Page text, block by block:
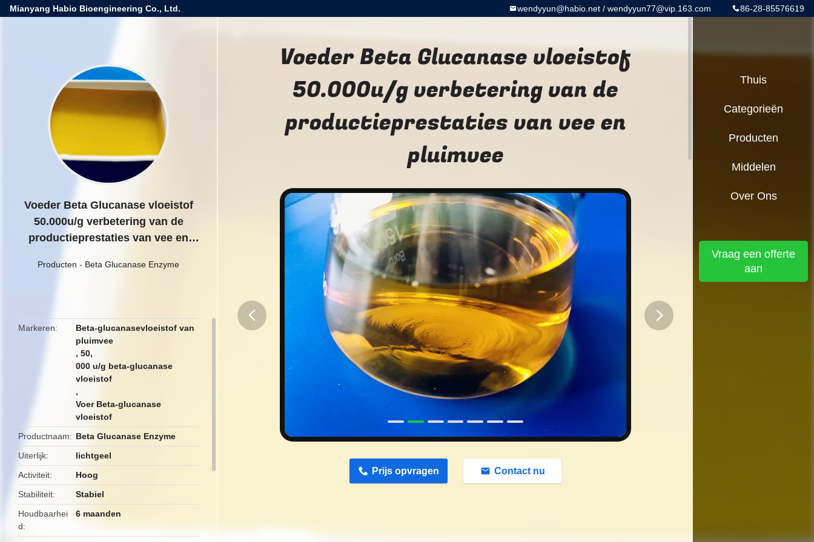
Mianyang Habio Bioengineering Co., Ltd. 86-28-85576619
wendyyun@habio.net / wendyyun77@vip.163.com
Voeder Beta Glucanase vloeistof
50.000u/g verbetering van de
productieprestaties van vee en
Producten - Beta Glucanase Enzyme
Markeren
Beta-glucanasevloeistof van
pluimvee
,50,
000 u/g beta-glucanase
vloeistof
,
Voer Beta-glucanase
vloeistof
Productnaam
Beta Glucanase Enzyme
Uiterlijk
lichtgeel
Activiteit
Hoog
Stabiliteit
Stabiel
Houdbaarhei
d
6 maanden
Voeder Beta Glucanase vloeistof
50.000u/g verbetering van de
productieprestaties van vee en
pluimvee
Prijs opvragen Contact nu
Thuis
Categorieën
Producten
Middelen
Over Ons
Vraag een offerte
aan